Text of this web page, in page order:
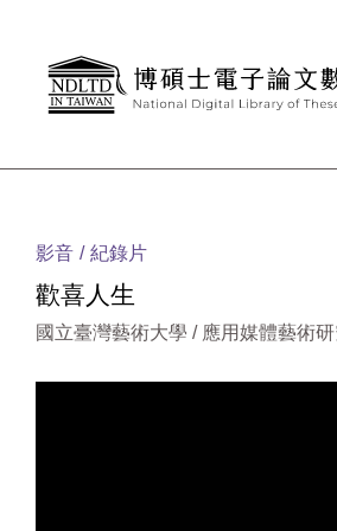
影音 紀錄片
歡喜人生
國立臺灣藝術大學 / 應用媒體藝術